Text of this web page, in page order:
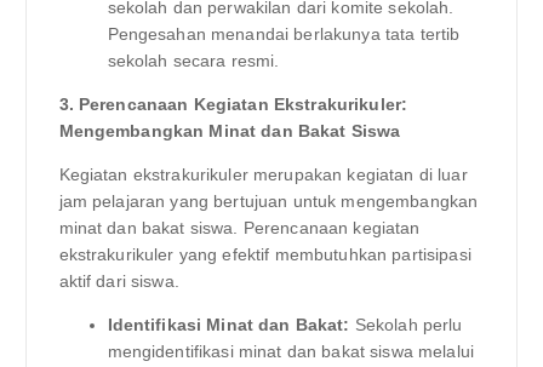
sekolah dan perwakilan dari komite sekolah.
Pengesahan menandai berlakunya tata tertib
sekolah secara resmi.
3. Perencanaan Kegiatan Ekstrakurikuler:
Mengembangkan Minat dan Bakat Siswa
Kegiatan ekstrakurikuler merupakan kegiatan di luar
jam pelajaran yang bertujuan untuk mengembangkan
minat dan bakat siswa. Perencanaan kegiatan
ekstrakurikuler yang efektif membutuhkan partisipasi
aktif dari siswa.
Identifikasi Minat dan Bakat: Sekolah perlu
mengidentifikasi minat dan bakat siswa melalui